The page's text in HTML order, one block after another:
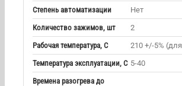
Степень автоматизации
Нет
Количество зажимов, шт
2
Рабочая температура, С
210 +/-5%
Температура эксплуатации, С 5-40
Времена разогрева до